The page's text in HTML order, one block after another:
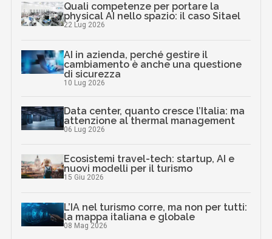
Quali competenze per portare la
physical AI nello spazio: il caso Sitael
22 Lug 2026
AI in azienda, perché gestire il
cambiamento è anche una questione
di sicurezza
10 Lug 2026
Data center, quanto cresce l’Italia: ma
attenzione al thermal management
06 Lug 2026
Ecosistemi travel-tech: startup, AI e
nuovi modelli per il turismo
15 Giu 2026
L’IA nel turismo corre, ma non per tutti:
la mappa italiana e globale
08 Mag 2026